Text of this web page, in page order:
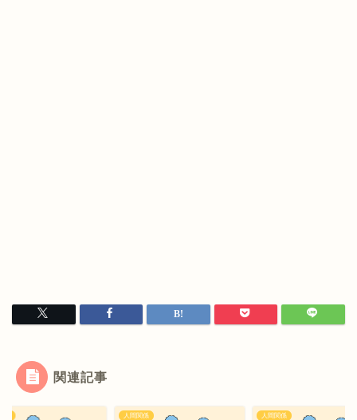
関連記事
人間関係 人間関係